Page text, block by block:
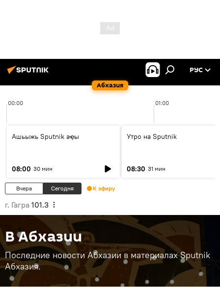
Абхазия
РУС
00:00 01:00
Ашьыжь Sputnik аҿы
08:00 30 мин
Утро на Sputnik
08:30 31 мин
Вчера Сегодня К эфиру
г. Гагра 101.3
В Абхазии
Последние новости Абхазии в материалах Sputnik
Абхазия.